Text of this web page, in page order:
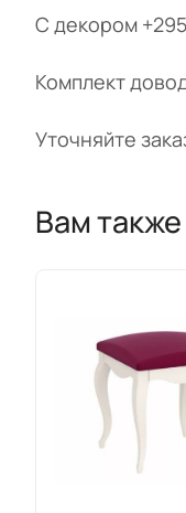
С декором
Комплект
Уточняйте
Вам